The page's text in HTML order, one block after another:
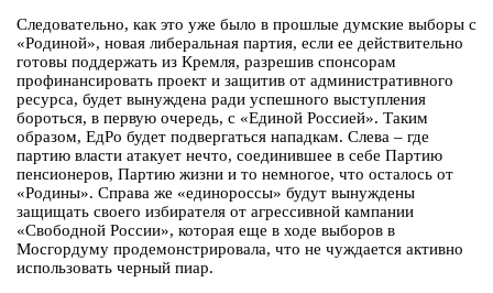
Следовательно, как это уже было в прошлые думские выборы с
«Родиной», новая либеральная партия, если ее действительно
готовы поддержать из Кремля, разрешив спонсорам
профинансировать проект и защитив от административного
ресурса, будет вынуждена ради успешного выступления
бороться, в первую очередь, с «Единой Россией». Таким
образом, ЕдРо будет подвергаться нападкам. Слева – где
партию власти атакует нечто, соединившее в себе Партию
пенсионеров, Партию жизни и то немногое, что осталось от
«Родины». Справа же «единороссы» будут вынуждены
защищать своего избирателя от агрессивной кампании
«Свободной России», которая еще в ходе выборов в
Мосгордуму продемонстрировала, что не чуждается активно
использовать черный пиар.